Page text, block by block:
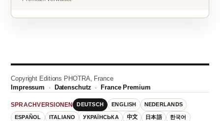
Copyright Editions PHOTRA, France
Impressum · Datenschutz ·France Premium
SPRACHVERSIONEN DEUTSCH ENGLISH NEDERLANDS
ESPAÑOL ITALIANO УКРАЇНСЬКА 中文 日本語 한국어